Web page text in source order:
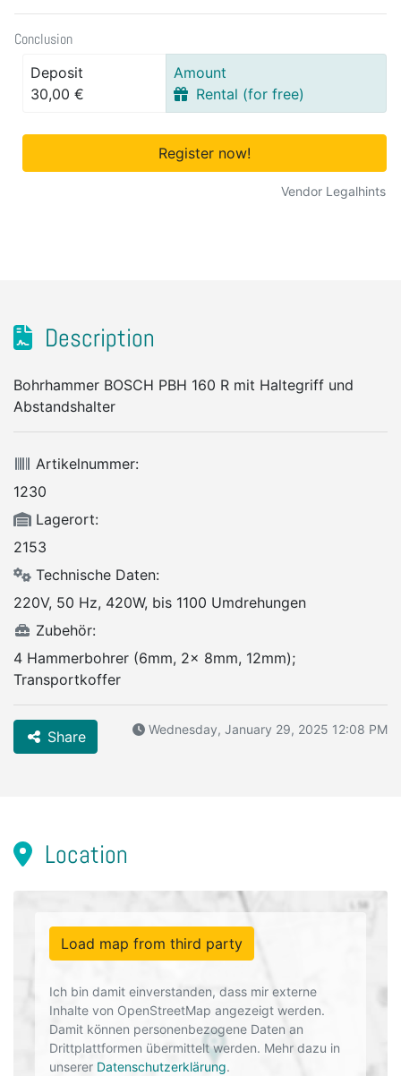
Conclusion
Deposit
30,00 €
Amount
Rental (for free)
Register now!
Vendor Legalhints
Description
Bohrhammer BOSCH PBH 160 R mit Haltegriff und
Abstandshalter
Artikelnummer:
1230
Lagerort:
2153
Technische Daten:
220V, 50 Hz, 420W, bis 1100 Umdrehungen
Zubehör:
4 Hammerbohrer (6mm, 2x 8mm, 12mm);
Transportkoffer
Share Wednesday, January 29, 2025 12:08 PM
Location
Load map from third party
Ich bin damit einverstanden, dass mir externe
Inhalte von OpenStreetMap angezeigt werden.
Damit können personenbezogene Daten an
Drittplattformen übermittelt werden. Mehr dazu in
unserer Datenschutzerklärung.